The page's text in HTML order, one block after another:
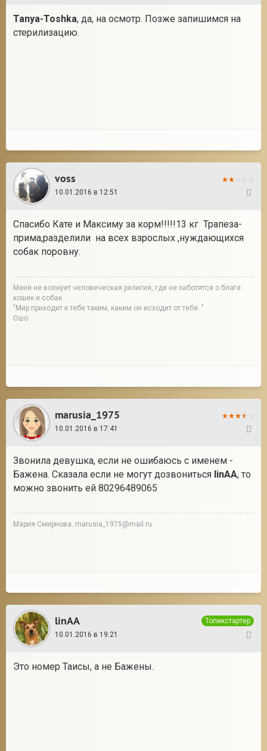
Tanya-Toshka, да, на осмотр. Позже запишимся на
стерилизацию.
voss
10.01.2016 в 12:51
Спасибо Кате и Максиму за корм!!!!!13 кг Трапеза-
прима,разделили на всех взрослых ,нуждающихся
собак поровну.
Меня не волнует человеческая религия, где не заботятся о благе
кошек и собак
"Мир приходит к тебе таким, каким он исходит от тебя. "
Ошо
marusia_1975
10.01.2016 в 17:41
Звонила девушка, если не ошибаюсь с именем -
Бажена. Сказала если не могут дозвониться linAA, то
можно звонить ей 80296489065
Мария Смирнова. marusia_1975@mail.ru
linAA
Топикстартер
10.01.2016 в 19:21
Это номер Таисы, а не Бажены.